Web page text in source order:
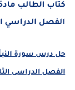
الطالب مادة
الثالث 2025-2026
سورة النبأ مادة
الدراسى الثالث 2025